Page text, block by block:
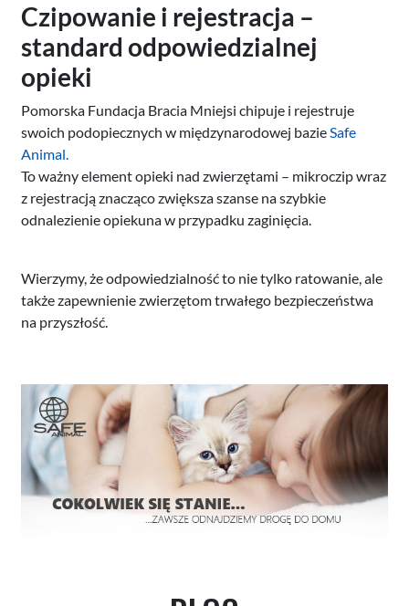
Czipowanie i rejestracja –
standard odpowiedzialnej
opieki
Pomorska Fundacja Bracia Mniejsi chipuje i rejestruje
swoich podopiecznych w międzynarodowej bazieSafe
Animal.
To ważny element opieki nad zwierzętami – mikroczip wraz
z rejestracją znacząco zwiększa szanse na szybkie
odnalezienie opiekuna w przypadku zaginięcia.
Wierzymy, że odpowiedzialność to nie tylko ratowanie, ale
także zapewnienie zwierzętom trwałego bezpieczeństwa
na przyszłość.